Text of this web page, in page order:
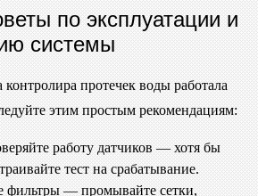
по эксплуатации и
системы
протечек воды работала
этим простым рекомендациям:
работу датчиков — хотя бы
тест на срабатывание.
фильтры — промывайте сетки,